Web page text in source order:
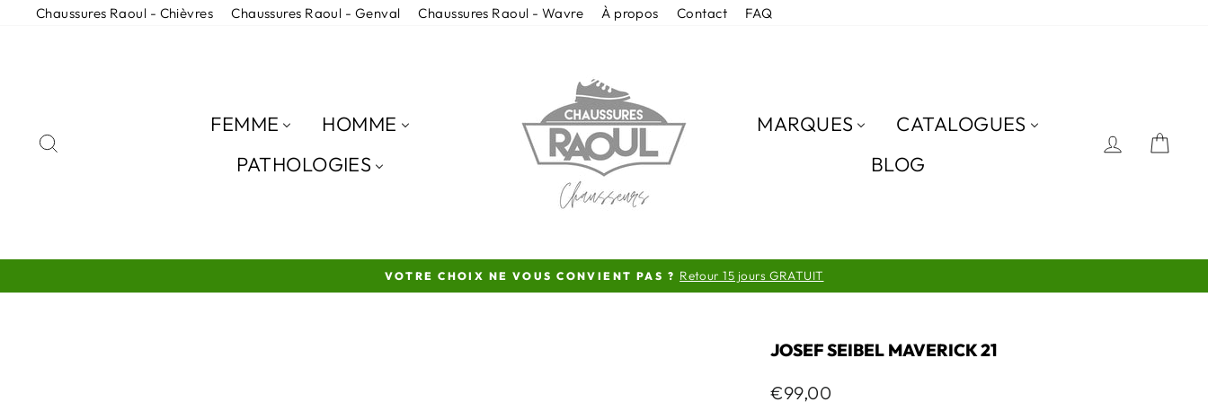
PasserChaussures Raoul - Chièvres Chaussures Raoul - Genval Chaussures Raoul - Wavre À propos Contact FAQ
FEMME
HOMME
PATHOLOGIES
MARQUES
CATALOGUES
BLOG
SE
Diaporama
VOTRE CHOIX NE VOUS CONVIENT PAS ? Retour 15 jours GRATUIT
JOSEF SEIBEL MAVERICK 21
Prix
€99,00